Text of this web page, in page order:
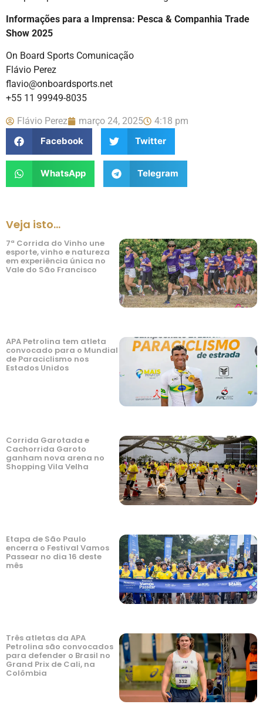
Informações para a Imprensa: Pesca & Companhia Trade
Show 2025
On Board Sports Comunicação
Flávio Perez
flavio@onboardsports.net
+55 11 99949-8035
Flávio Perez março 24, 2025
4:18 pm
Facebook
Twitter
WhatsApp Telegram
Veja isto...
7ª Corrida do Vinho une
esporte, vinho e natureza
em experiência única no
Vale do São Francisco
APA Petrolina tem atleta
convocado para o Mundial
de Paraciclismo nos
Estados Unidos
Corrida Garotada e
Cachorrida Garoto
ganham nova arena no
Shopping Vila Velha
Etapa de São Paulo
encerra o Festival Vamos
Passear no dia 16 deste
mês
Três atletas da APA
Petrolina são convocados
para defender o Brasil no
Grand Prix de Cali, na
Colômbia